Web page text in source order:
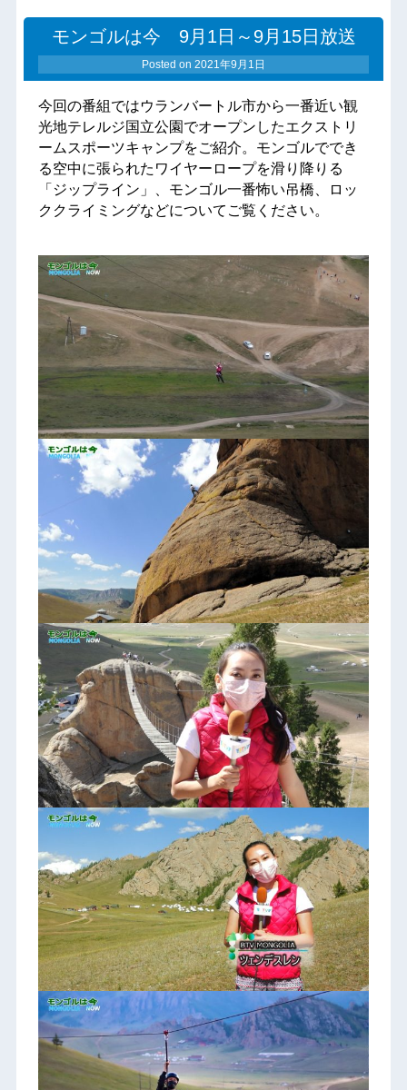
モンゴルは今 9月1日～9月15日放送
Posted on 2021年9月1日
今回の番組ではウランバートル市から一番近い観
光地テレルジ国立公園でオープンしたエクストリ
ームスポーツキャンプをご紹介。モンゴルででき
る空中に張られたワイヤーロープを滑り降りる
「ジップライン」、モンゴル一番怖い吊橋、ロッ
ククライミングなどについてご覧ください。